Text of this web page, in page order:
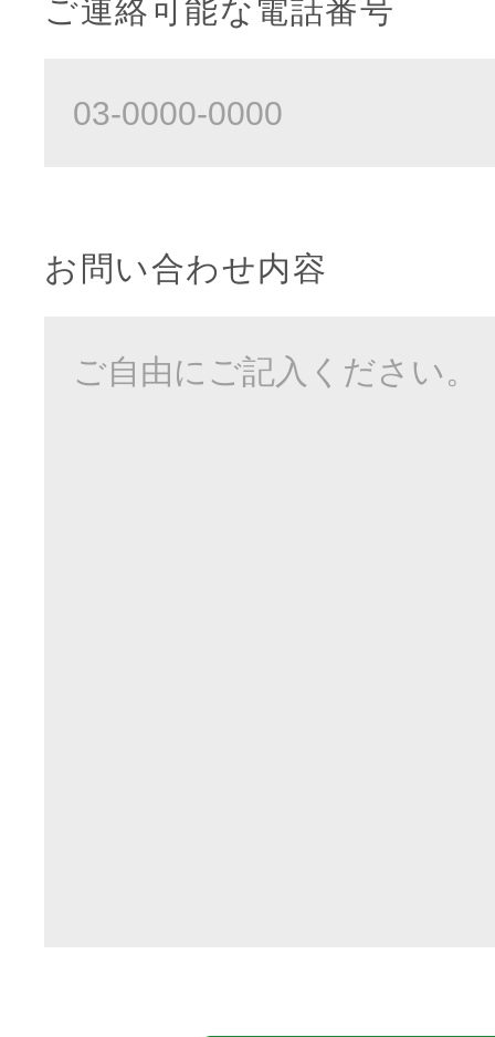
ご連絡可能な電話番号
お問い合わせ内容